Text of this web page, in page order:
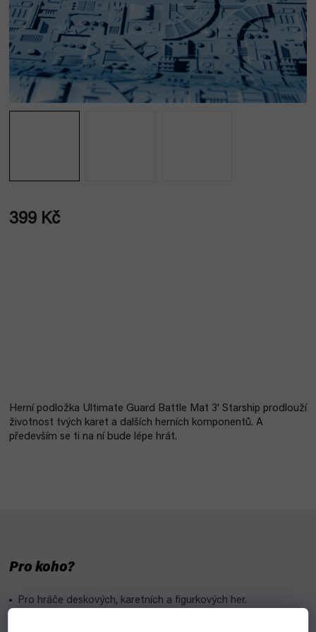
399 Kč
Herní podložka Ultimate Guard Battle Mat 3' Starship prodlouží
životnost tvých karet a dalších herních komponentů. A
především se ti na ní bude lépe hrát.
Pro koho?
Pro hráče deskových, karetních a figurkových her.